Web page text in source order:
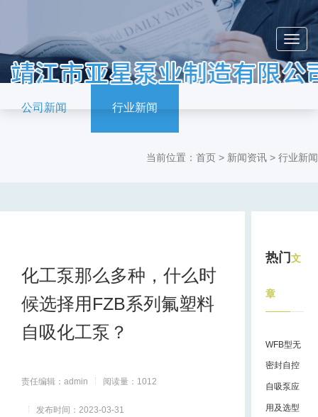
公司新闻 行业新闻
当前位置：首页 > 新闻资讯 > 行业新闻
化工泵那么多种，什么时
候选择用FZB系列氟塑料
自吸化工泵？
责任编辑：admin 阅读量：1012
发布时间：2023-03-31
热门文
章
WFB型无
密封自控
自吸泵应
用及选型